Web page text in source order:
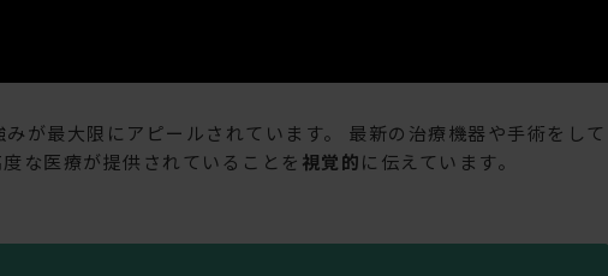
が最大限にアピールされています。 最新の治療機器や手術をして
な医療が提供されていることを 視覚的に伝えています。